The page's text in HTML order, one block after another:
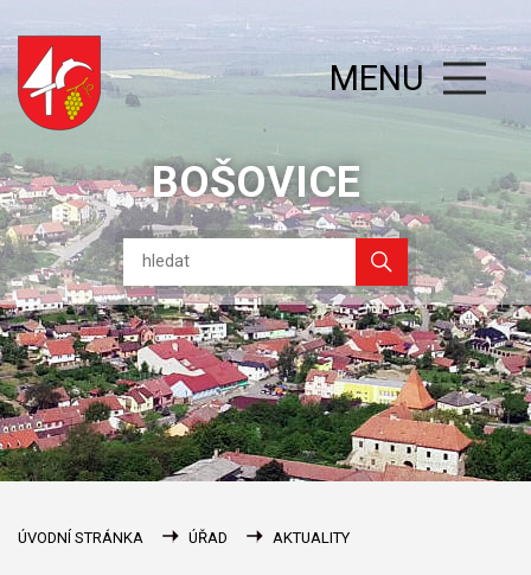
BOŠOVICE
MENU
ÚVODNÍ STRÁNKA ÚŘAD AKTUALITY